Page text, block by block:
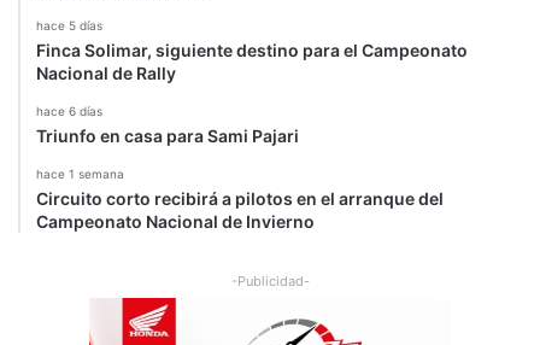
hace 5 días
Finca Solimar, siguiente destino para el Campeonato
Nacional de Rally
hace 6 días
Triunfo en casa para Sami Pajari
hace 1 semana
Circuito corto recibirá a pilotos en el arranque del
Campeonato Nacional de Invierno
-Publicidad-